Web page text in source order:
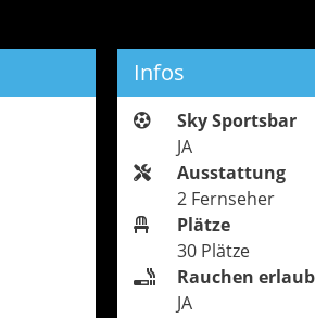
Infos
Sky Sportsbar
JA
Ausstattung
2 Fernseher
Plätze
30 Plätze
Rauchen
JA